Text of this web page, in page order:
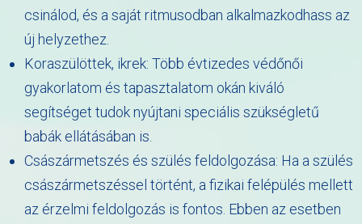
csinálod, és a saját ritmusodban alkalmazkodhass az
új helyzethez.
Koraszülöttek, ikrek: Több évtizedes védőnői
gyakorlatom és tapasztalatom okán kiváló
segítséget tudok nyújtani speciális szükségletű
babák ellátásában is.
Császármetszés és szülés feldolgozása: Ha a szülés
császármetszéssel történt, a fizikai felépülés mellett
az érzelmi feldolgozás is fontos. Ebben az esetben